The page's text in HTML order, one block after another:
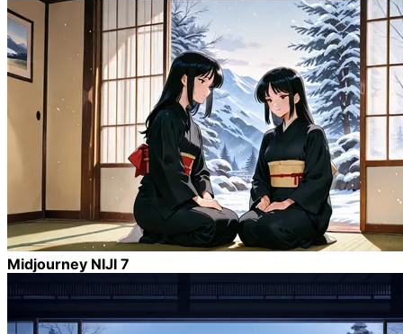
Midjourney NIJI 7